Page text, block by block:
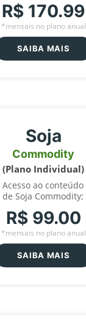
R$ 170.99
*mensais no plano anual
SAIBA MAIS
Soja
Commodity
(Plano Individual)
Acesso ao conteúdo
de Soja Commodity;
R$ 99.00
*mensais no plano anual
SAIBA MAIS